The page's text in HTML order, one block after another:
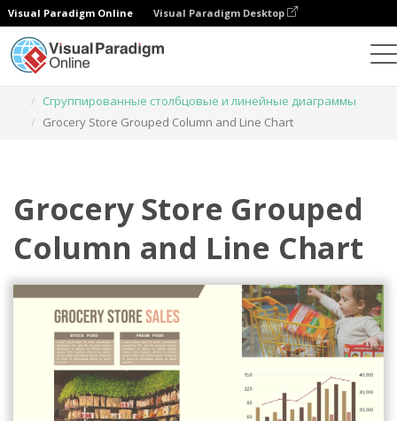
Visual Paradigm Online Visual Paradigm Desktop
Сгруппированные столбцовые и линейные диаграммы
Grocery Store Grouped Column and Line Chart
Grocery Store Grouped
Column and Line Chart